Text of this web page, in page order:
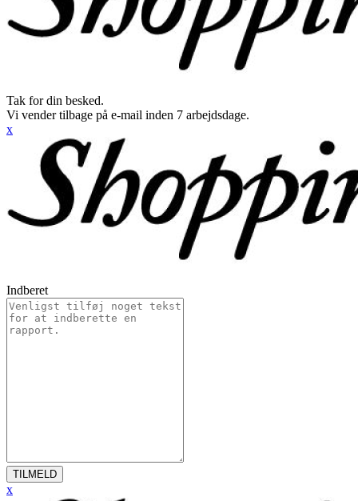
Tak for din besked.
Vi vender tilbage på e-mail inden 7 arbejdsdage.
x
Indberet
TILMELD
x